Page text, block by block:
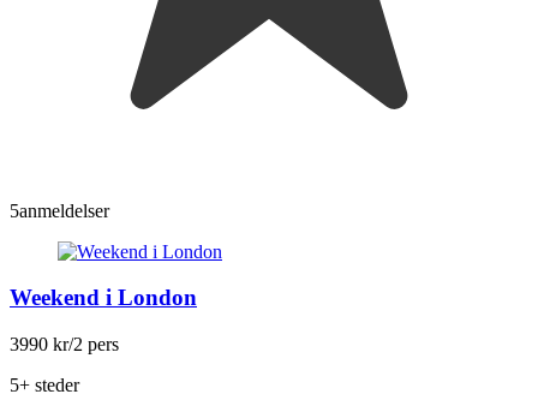
5anmeldelser
Weekend i London
3990 kr/2 pers
5+ steder